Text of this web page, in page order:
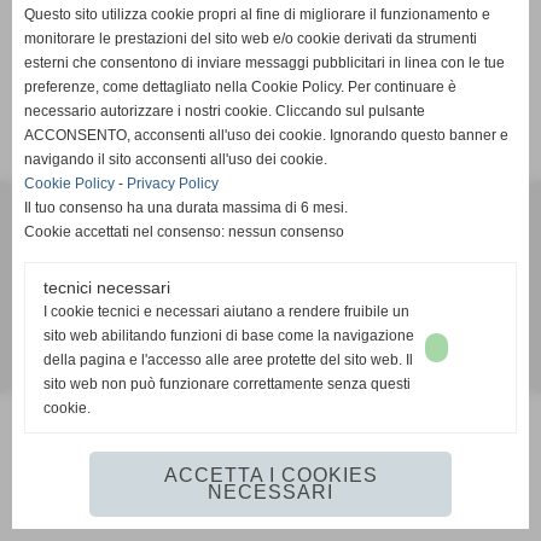
ENTRA NELLA CATEGORIA
G.S.D. KLPERTUSA
P.I. 07609250019 C.F 07609250019
MAIL:info@klpertusa.it- PEC: klpertusa@legalmail.it
Realizzazione siti web www.sitoper.it
Questo sito utilizza cookie propri al fine di migliorare il funzionamento e
monitorare le prestazioni del sito web e/o cookie derivati da strumenti
esterni che consentono di inviare messaggi pubblicitari in linea con le tue
preferenze, come dettagliato nella Cookie Policy. Per continuare è
necessario autorizzare i nostri cookie. Cliccando sul pulsante
ACCONSENTO, acconsenti all'uso dei cookie. Ignorando questo banner e
navigando il sito acconsenti all'uso dei cookie.
Cookie Policy - Privacy Policy
Il tuo consenso ha una durata massima di 6 mesi.
Cookie accettati nel consenso: nessun consenso
tecnici necessari
I cookie tecnici e necessari aiutano a rendere fruibile un
sito web abilitando funzioni di base come la navigazione
della pagina e l'accesso alle aree protette del sito web. Il
sito web non può funzionare correttamente senza questi
cookie.
ACCETTA I COOKIES
NECESSARI